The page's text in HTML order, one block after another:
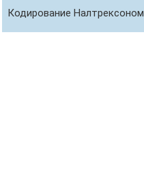
Кодирование Налтрексоном